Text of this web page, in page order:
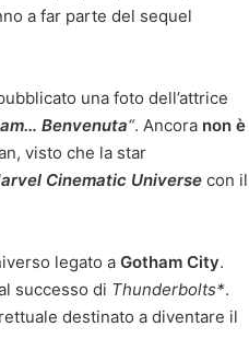
a far parte del sequel
una foto dell’attrice
Benvenuta“. Ancora non è
visto che la star
Cinematic Universe con il
legato a Gotham City.
successo di Thunderbolts*.
destinato a diventare il